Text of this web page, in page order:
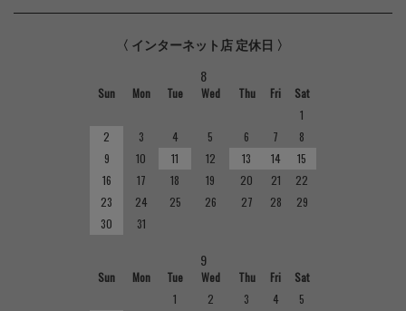
〈 インターネット店 定休日 〉
8
Sun Mon Tue Wed Thu Fri
Sat
1
2
3 4 5 6 7
8
9
10 11 12 13 14
15
16
17 18 19 20 21
22
23
24 25 26 27 28
29
30
31
9
Sun Mon Tue Wed Thu Fri
Sat
1
2 3 4 5